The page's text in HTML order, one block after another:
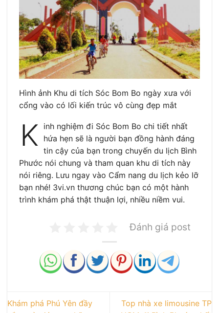
Hình ảnh Khu di tích Sóc Bom Bo ngày xưa với
cổng vào có lối kiến trúc vô cùng đẹp mắt
K inh nghiệm đi Sóc Bom Bo chi tiết nhất
hứa hẹn sẽ là người bạn đồng hành đáng
tin cậy của bạn trong chuyến du lịch Bình
Phước nói chung và tham quan khu di tích này
nói riêng. Lưu ngay vào Cẩm nang du lịch kẻo lỡ
bạn nhé! 3vi.vn thương chúc bạn có một hành
trình khám phá thật thuận lợi, nhiều niềm vui.
Đánh giá post
Khám phá Phú Yên đầy
Top nhà xe limousine TP